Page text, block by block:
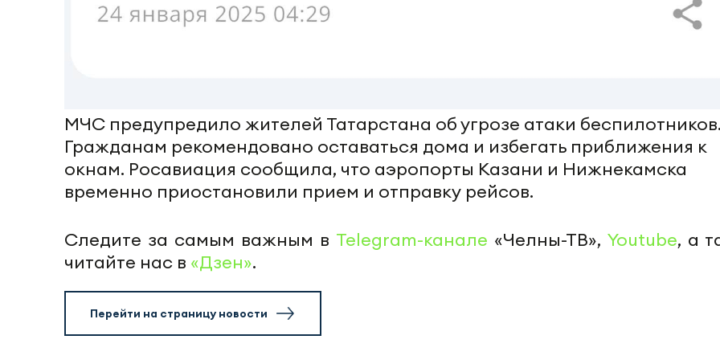
МЧС предупредило жителей Татарстана об угрозе атаки беспилотников.
Гражданам рекомендовано оставаться дома и избегать приближения к
окнам. Росавиация сообщила, что аэропорты Казани и Нижнекамска
временно приостановили прием и отправку рейсов.
Следите за самым важным в Telegram-канале «Челны-ТВ», Youtube, а
читайте нас в «Дзен».
Перейти на страницу новости